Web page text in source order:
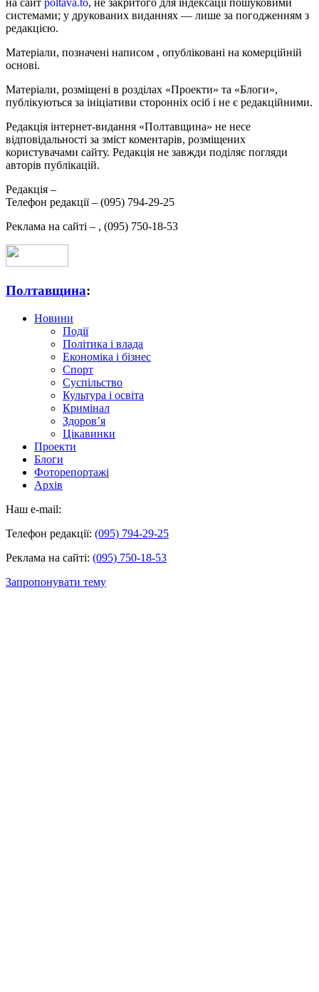
на сайт poltava.to, не закритого для індексації пошуковими
системами; у друкованих виданнях — лише за погодженням з
редакцією.
Матеріали, позначені написом , опубліковані на комерційній
основі.
Матеріали, розміщені в розділах «Проекти» та «Блоги»,
публікуються за ініціативи сторонніх осіб і не є редакційними.
Редакція інтернет-видання «Полтавщина» не несе
відповідальності за зміст коментарів, розміщених
користувачами сайту. Редакція не завжди поділяє погляди
авторів публікацій.
Редакція –
Телефон редакції – (095) 794-29-25
Реклама на сайті – , (095) 750-18-53
Полтавщина:
Новини
Події
Політика і влада
Економіка і бізнес
Спорт
Суспільство
Культура і освіта
Кримінал
Здоров’я
Цікавинки
Проекти
Блоги
Фоторепортажі
Архів
Наш e-mail:
Телефон редакції: (095) 794-29-25
Реклама на сайті: (095) 750-18-53
Запропонувати тему